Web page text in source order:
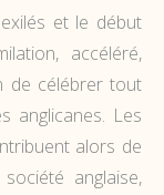
et le début
accéléré,
de célébrer tout
anglicanes. Les
alors de
anglaise,